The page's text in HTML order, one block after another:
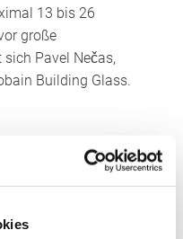
13 bis 26
große
sich Pavel Nečas,
Building Glass.
mit Architekten und
die Aufgabe durch
sorgen für einen